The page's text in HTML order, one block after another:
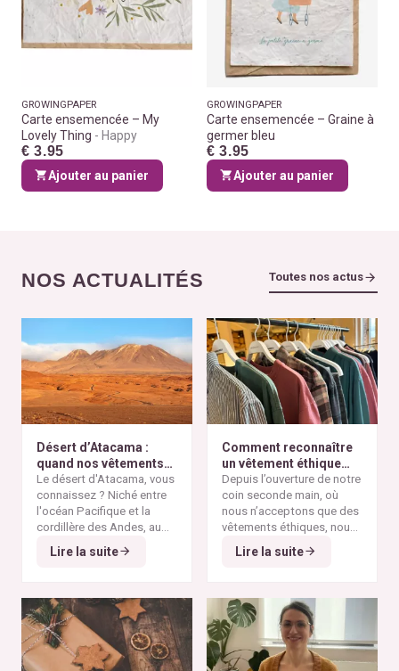
GROWINGPAPER
Carte ensemencée – My
Lovely Thing
Happy
€ 3.95
Ajouter au panier
GROWINGPAPER
Carte ensemencée – Graine à
germer bleu
€ 3.95
Ajouter au panier
NOS ACTUALITÉS Toutes nos actus
Désert d’Atacama :
quand nos vêtements
finissent à l’autre bout
du monde
Le désert d'Atacama, vous
connaissez ? Niché entre
l'océan Pacifique et la
cordillère des Andes, au
nord du Chili, il est
considéré comme l'un des
minéraux et ses vastes
étendues désertiques en
font un lieu unique au
monde.
Alors pourquoi parler du
désert d'Atacama sur un
depuis plusieurs
décennies, cette région
est devenue l'un des
symboles les plus
Lire la suite
Comment reconnaître
un vêtement éthique
selon nos critères ?
Depuis l’ouverture de notre
coin seconde main, où
nous n’acceptons que des
vêtements éthiques, nous
avons remarqué qu’il n’est
pas toujours simple pour
qui répondent à nos
critères de sélection. Entre
les conseils qui circulent
sur les réseaux sociaux et
Lire la suite